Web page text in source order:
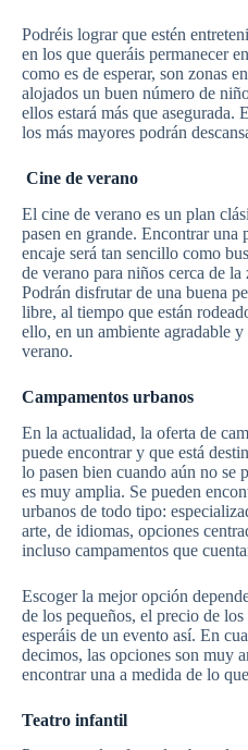
Podréis lograr que estén
en los que queráis permanecer
como es de esperar, son zonas
alojados un buen número de
ellos estará más que asegurada.
los más mayores podrán
Cine de verano
El cine de verano es un plan
pasen en grande. Encontrar una
encaje será tan sencillo como
de verano para niños cerca de la
Podrán disfrutar de una buena
libre, al tiempo que están
ello, en un ambiente agradable y
verano.
Campamentos urbanos
En la actualidad, la oferta de
puede encontrar y que está
lo pasen bien cuando aún no se
es muy amplia. Se pueden
urbanos de todo tipo:
arte, de idiomas, opciones
incluso campamentos que
Escoger la mejor opción
de los pequeños, el precio de
esperáis de un evento así. En
decimos, las opciones son muy
encontrar una a medida de lo
Teatro infantil